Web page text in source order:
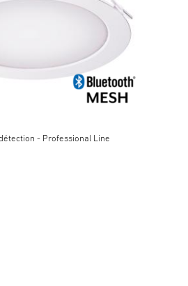
- Professional Line